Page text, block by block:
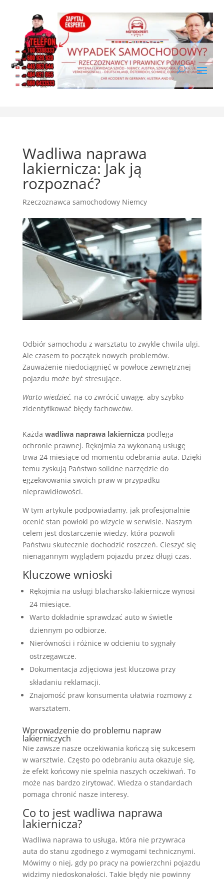
Wadliwa naprawa
lakiernicza: Jak ją
rozpoznać?
Rzeczoznawca samochodowy Niemcy
Odbiór samochodu z warsztatu to zwykle chwila ulgi.
Ale czasem to początek nowych problemów.
Zauważenie niedociągnięć w powłoce zewnętrznej
pojazdu może być stresujące.
Warto wiedzieć, na co zwrócić uwagę, aby szybko
zidentyfikować błędy fachowców.
Każda wadliwa naprawa lakierniczapodlega
ochronie prawnej. Rękojmia za wykonaną usługę
trwa 24 miesiące od momentu odebrania auta. Dzięki
temu zyskują Państwo solidne narzędzie do
egzekwowania swoich praw w przypadku
nieprawidłowości.
W tym artykule podpowiadamy, jak profesjonalnie
ocenić stan powłoki po wizycie w serwisie. Naszym
celem jest dostarczenie wiedzy, która pozwoli
Państwu skutecznie dochodzić roszczeń. Cieszyć się
nienagannym wyglądem pojazdu przez długi czas.
Kluczowe wnioski
Rękojmia na usługi blacharsko-lakiernicze wynosi
24 miesiące.
Warto dokładnie sprawdzać auto w świetle
dziennym po odbiorze.
Nierówności i różnice w odcieniu to sygnały
ostrzegawcze.
Dokumentacja zdjęciowa jest kluczowa przy
składaniu reklamacji.
Znajomość praw konsumenta ułatwia rozmowy z
warsztatem.
Wprowadzenie do problemu napraw
lakierniczych
Nie zawsze nasze oczekiwania kończą się sukcesem
w warsztwie. Często po odebraniu auta okazuje się,
że efekt końcowy nie spełnia naszych oczekiwań. To
może nas bardzo zirytować. Wiedza o standardach
pomaga chronić nasze interesy.
Co to jest wadliwa naprawa
lakiernicza?
Wadliwa naprawa to usługa, która nie przywraca
auta do stanu zgodnego z wymogami technicznymi.
Mówimy o niej, gdy po pracy na powierzchni pojazdu
widzimy niedoskonałości. Takie błędy nie powinny